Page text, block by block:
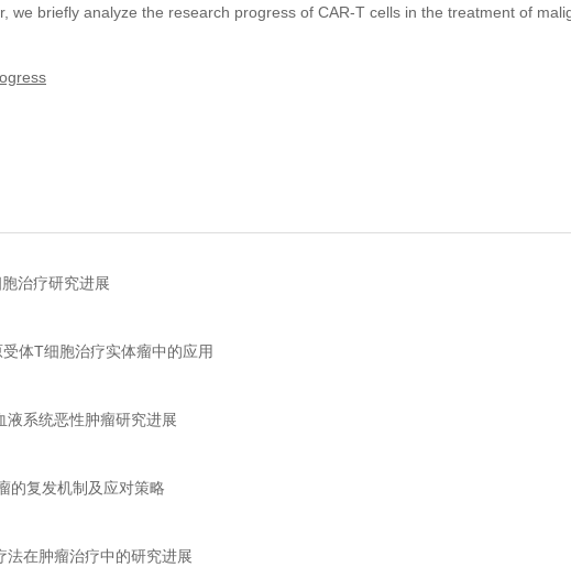
we briefly analyze the research progress of CAR-T cells in the treatment of
治疗研究进展
体T细胞治疗实体瘤中的应用
液系统恶性肿瘤研究进展
的复发机制及应对策略
在肿瘤治疗中的研究进展